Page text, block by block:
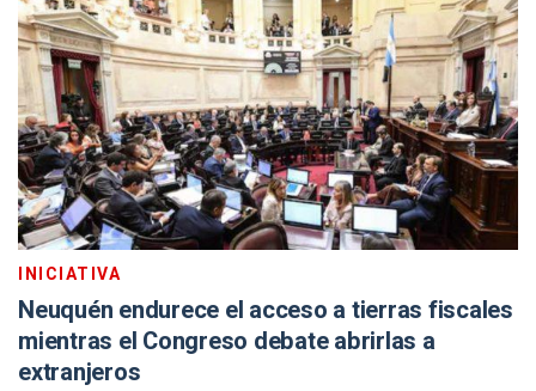
INICIATIVA
Neuquén endurece el acceso a tierras fiscales
mientras el Congreso debate abrirlas a
extranjeros